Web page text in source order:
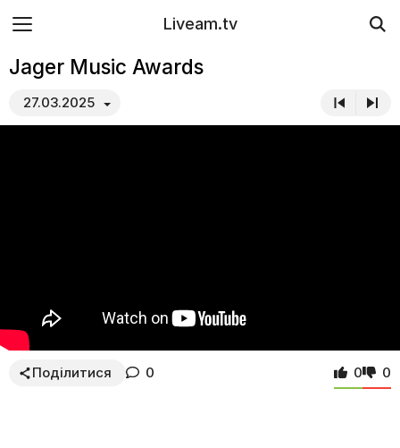
Liveam.tv
Jager Music Awards
27.03.2025
Поділитися 0 0 0